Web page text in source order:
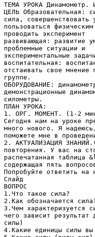
ТЕМА УРОКА Динамометр.
ЦЕЛЬ Образовательная:
сила, совершенствовать
пользоваться
проводить эксперимент
развивающая: развитие
проблемные ситуации и
экспериментальные
воспитательная:
отстаивать свое мнение
группе.
ОБОРУДОВАНИЕ:
демонстрационные
силометры.
ПЛАН УРОКА:
1. ОРГ. МОМЕНТ. (1-2
Сегодня нам на уроке
много нового. Я
поможете мне в
2. АКТУАЛИЗАЦИЯ
повторения. У вас на
распечатанная таблица
содержащая пять
Попробуйте ответить
Слайд
ВОПРОС
1.Что такое сила?
2.Как обозначается
3.Чем характеризуется
чего зависит результат
силы)
4.Какие единицы силы вы